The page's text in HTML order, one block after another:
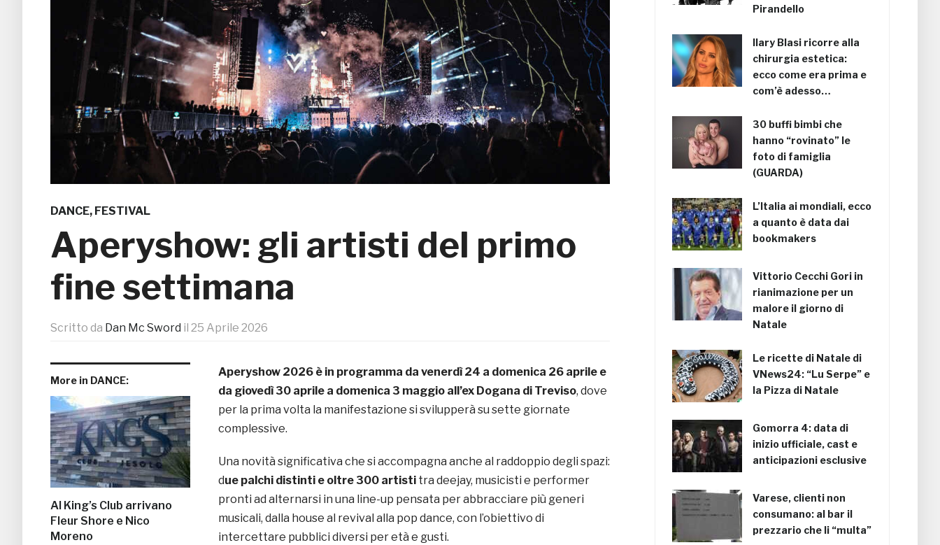
DANCE, FESTIVAL
Aperyshow: gli artisti del primo
fine settimana
Scritto da Dan Mc Sword il 25 Aprile 2026
More in DANCE:
Al King’s Club arrivano
Fleur Shore e Nico
Moreno
Aperyshow 2026 è in programma da venerdì 24 a domenica 26 aprile e
da giovedì 30 aprile a domenica 3 maggio all’ex Dogana di Treviso, dove
per la prima volta la manifestazione si svilupperà su sette giornate
complessive.
Una novità significativa che si accompagna anche al raddoppio degli spazi:
due palchi distinti e oltre 300 artisti tra deejay, musicisti e performer
pronti ad alternarsi in una line-up pensata per abbracciare più generi
musicali, dalla house al revival alla pop dance, con l’obiettivo di
intercettare pubblici diversi per età e gusti.
Pirandello
Ilary Blasi ricorre alla
chirurgia estetica:
ecco come era prima e
com’è adesso…
30 buffi bimbi che
hanno “rovinato” le
foto di famiglia
(GUARDA)
L’Italia ai mondiali, ecco
a quanto è data dai
bookmakers
Vittorio Cecchi Gori in
rianimazione per un
malore il giorno di
Natale
Le ricette di Natale di
VNews24: “Lu Serpe” e
la Pizza di Natale
Gomorra 4: data di
inizio ufficiale, cast e
anticipazioni esclusive
Varese, clienti non
consumano: al bar il
prezzario che li “multa”